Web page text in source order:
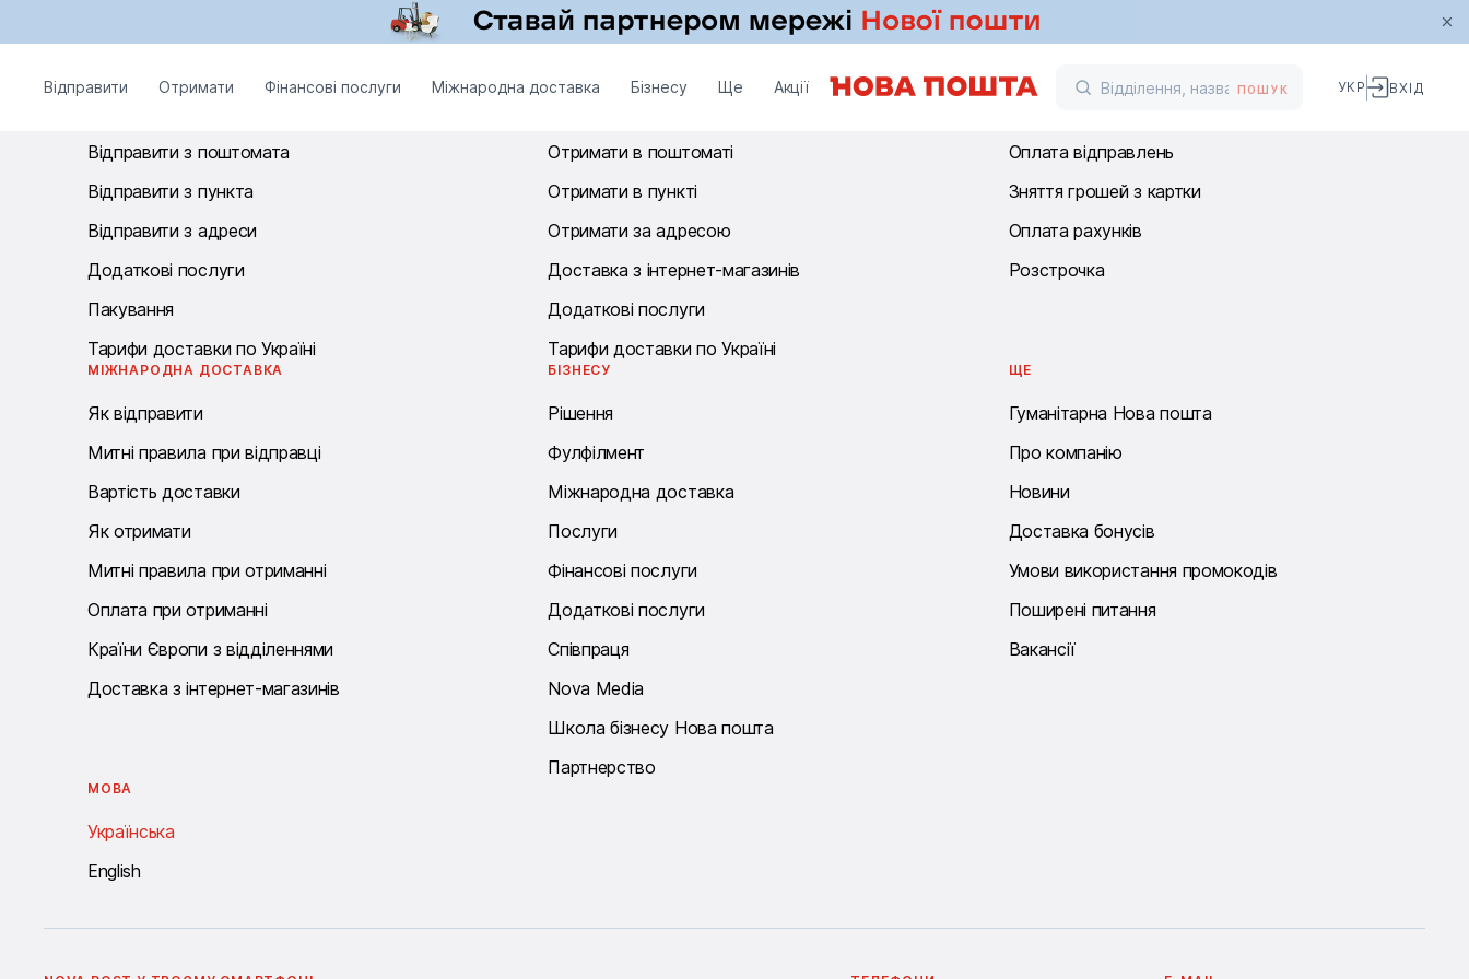
Відправити Отримати Фінансові послуги Міжнародна доставка Бізнесу Ще Акції ПОШУК УКР ВХІД
Відправити з поштомата
Відправити з пункта
Відправити з адреси
Додаткові послуги
Пакування
Тарифи доставки по Україні
Отримати в поштоматі
Отримати в пункті
Отримати за адресою
Доставка з інтернет-магазинів
Додаткові послуги
Тарифи доставки по Україні
Оплата відправлень
Зняття грошей з картки
Оплата рахунків
Розстрочка
МІЖНАРОДНА ДОСТАВКА
Як відправити
Митні правила при відправці
Вартість доставки
Як отримати
Митні правила при отриманні
Оплата при отриманні
Країни Європи з відділеннями
Доставка з інтернет-магазинів
БІЗНЕСУ
Рішення
Фулфілмент
Міжнародна доставка
Послуги
Фінансові послуги
Додаткові послуги
Співпраця
Nova Media
Школа бізнесу Нова пошта
Партнерство
ЩЕ
Гуманітарна Нова пошта
Про компанію
Новини
Доставка бонусів
Умови використання промокодів
Поширені питання
Вакансії
МОВА
Українська
English